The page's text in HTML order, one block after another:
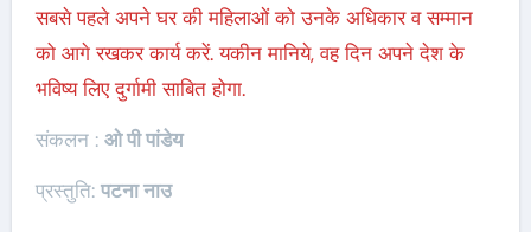
सबसे पहले अपने घर की महिलाओं को उनके अधिकार व सम्मान
को आगे रखकर कार्य करें. यकीन मानिये, वह दिन अपने देश के
भविष्य लिए दुर्गामी साबित होगा.
संकलन : ओ पी पांडेय
प्रस्तुति: पटना नाउ